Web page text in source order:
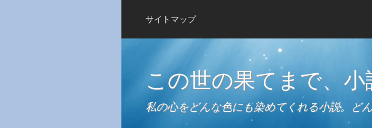
サイトマップ
この世の果てまで、小
私の心をどんな色にも染めてくれる小説。ど